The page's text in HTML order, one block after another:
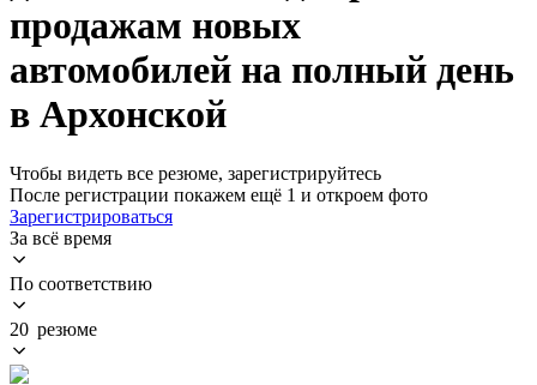
продажам новых
автомобилей на полный день
в Архонской
Чтобы видеть все резюме, зарегистрируйтесь
После регистрации покажем ещё 1 и откроем фото
Зарегистрироваться
За всё время
По соответствию
20 резюме